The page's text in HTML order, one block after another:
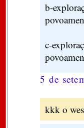
b-
c-
5 de
kkk o